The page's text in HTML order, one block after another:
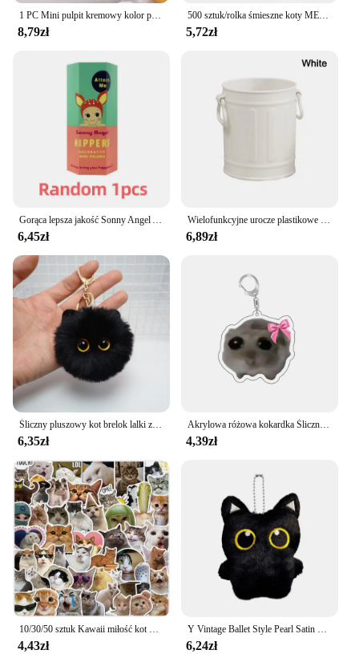
1 PC Mini pulpit kremowy kolor plastikowy składany stacjonarny organizer na długopis ołówek taśma maskująca zabawka mała rzecz do przechowywania
8,79zł
500 sztuk/rolka śmieszne koty MEME Cartoon Graffiti naklejki DIY telefon gitara Laptop Notebook walizka wodoodporna naklejka zabawka dla dzieci
5,72zł
Gorąca lepsza jakość Sonny Angel Animals Dreaming Series Jupiter Hippers Angel Body Kewpie Dolls PVC Figure Limite Blind Box Toy
6,45zł
Wielofunkcyjne urocze plastikowe pudełko na długopisy o dużej pojemności Wygodne przechowywanie ołówków Małe rzeczy do biura Szkoła Dom Łazienka
6,89zł
Śliczny pluszowy kot brelok lalki z kreskówek zabawka wisiorek brelok dla kobiet dziewcząt ozdoba torby brelok do kluczyków do samochodu dzieci prezenty akcesoria
6,35zł
Akrylowa różowa kokardka Śliczny piasek Chomik Breloki do kluczy Zabawny wisiorek do toreb Akcesoria Biżuteria Fani Prezent Zdjęcie Dekoracja
4,39zł
10/30/50 sztuk Kawaii miłość kot naklejka pcv estetyczna dziecięca koreańska dekoracja Scrapbooking papiernicze artykuły szkolne dla dzieci
4,43zł
Y Vintage Ballet Style Pearl Satin Bow Grab Clip On The Back Of The Head Women Girls Simple Pan Hairpin Claw Akcesoria do włosów
6,24zł